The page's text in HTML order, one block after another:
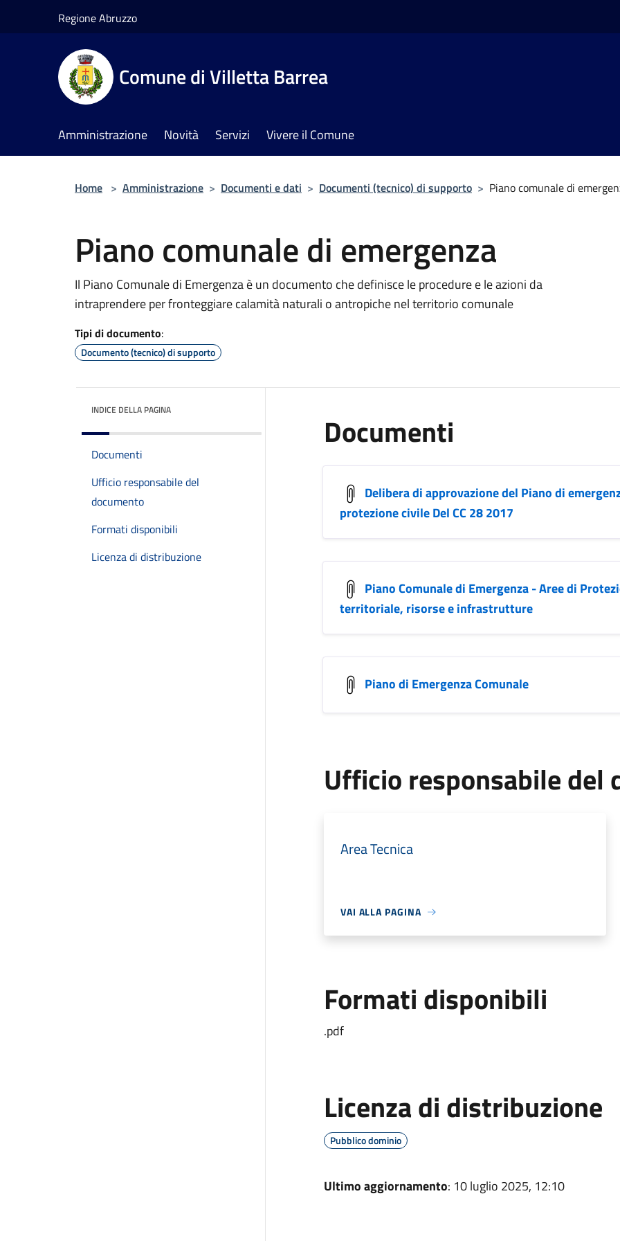
Regione Abruzzo
Comune di Villetta Barrea
Amministrazione Novità Servizi Vivere il Comune
Home > Amministrazione > Documenti e dati > Documenti (tecnico) di supporto > Piano comunale di
Piano comunale di emergenza
Il Piano Comunale di Emergenza è un documento che definisce le procedure e le azioni da
intraprendere per fronteggiare calamità naturali o antropiche nel territorio comunale
Tipi di documento:
Documento (tecnico) di supporto
INDICE DELLA PAGINA
Documenti
Ufficio responsabile del
documento
Formati disponibili
Licenza di distribuzione
Documenti
Delibera di approvazione del Piano di
protezione civile Del CC 28 2017
Piano Comunale di Emergenza - Aree di
territoriale, risorse e infrastrutture
Piano di Emergenza Comunale
Ufficio responsabile del
Area Tecnica
VAI ALLA PAGINA
Formati disponibili
.pdf
Licenza di distribuzione
Pubblico dominio
Ultimo aggiornamento: 10 luglio 2025, 12:10